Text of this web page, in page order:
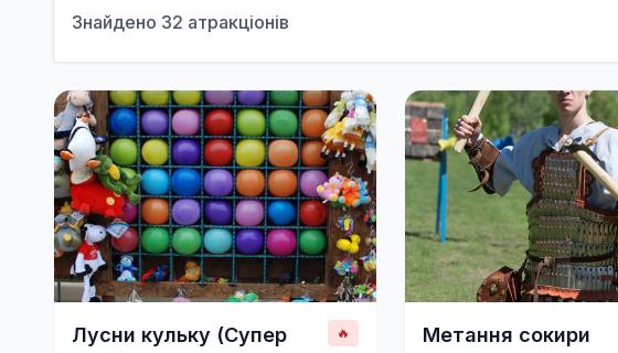
Знайдено 32 атракціонів
Лусни кульку (Супер
🔥 Метання сокири